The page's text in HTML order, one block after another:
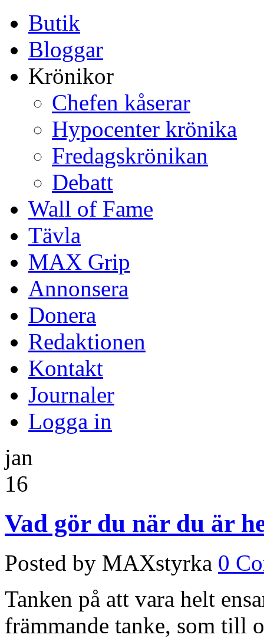
Butik
Bloggar
Krönikor
Chefen kåserar
Hypocenter krönika
Fredagskrönikan
Debatt
Wall of Fame
Tävla
MAX Grip
Annonsera
Donera
Redaktionen
Kontakt
Journaler
Logga in
jan
16
Vad gör du när du är
Posted by MAXstyrka 0
Tanken på att vara helt
främmande tanke, som till